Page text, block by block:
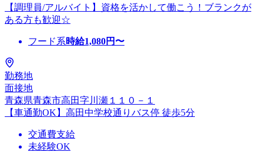
【調理員/アルバイト】資格を活かして働こう！ブランクが
ある方も歓迎☆
フード系時給1,080円〜
勤務地
面接地
青森県青森市高田字川瀬１１０－１
【車通勤OK】高田中学校通りバス停 徒歩5分
交通費支給
未経験OK